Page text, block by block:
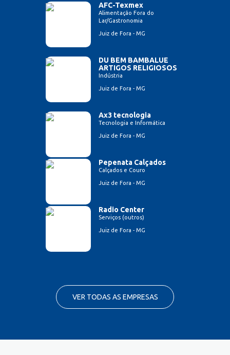
AFC-Texmex
Alimentação Fora do
Lar/Gastronomia
Juiz de Fora - MG
DU BEM BAMBALUE
ARTIGOS RELIGIOSOS
Indústria
Juiz de Fora - MG
Ax3 tecnologia
Tecnologia e Informática
Juiz de Fora - MG
Pepenata Calçados
Calçados e Couro
Juiz de Fora - MG
Radio Center
Serviços (outros)
Juiz de Fora - MG
VER TODAS AS EMPRESAS